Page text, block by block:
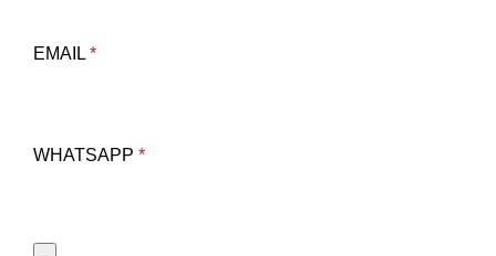
EMAIL *
WHATSAPP *